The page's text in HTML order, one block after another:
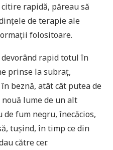
rapidă, păreau să
de terapie ale
folositoare.
rapid totul în
prinse la subraț,
beznă, atât cât putea de
nouă lume de un alt
fum negru, înecăcios,
tușind, în timp ce din
către cer.